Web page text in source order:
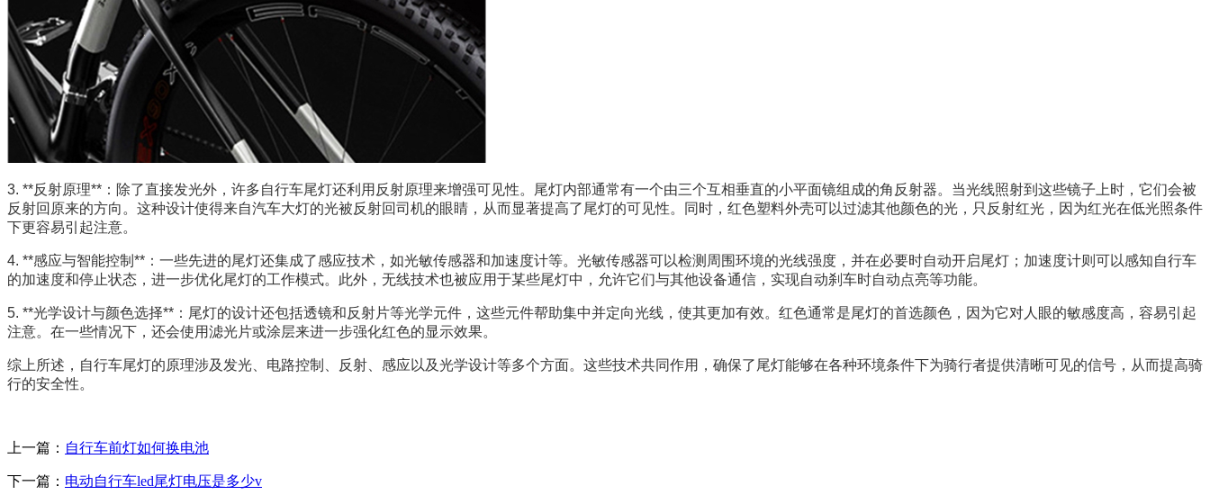
3. **反射原理**：除了直接发光外，许多自行车尾灯还利用反射原理来增强可见性。尾灯内部通常有一个由三个互相垂直的小平面镜组成的角反射器。当光线照射到这些镜子上时，它们会被
反射回原来的方向。这种设计使得来自汽车大灯的光被反射回司机的眼睛，从而显著提高了尾灯的可见性。同时，红色塑料外壳可以过滤其他颜色的光，只反射红光，因为红光在低光照条件
下更容易引起注意。
4. **感应与智能控制**：一些先进的尾灯还集成了感应技术，如光敏传感器和加速度计等。光敏传感器可以检测周围环境的光线强度，并在必要时自动开启尾灯；加速度计则可以感知自行车
的加速度和停止状态，进一步优化尾灯的工作模式。此外，无线技术也被应用于某些尾灯中，允许它们与其他设备通信，实现自动刹车时自动点亮等功能。
5. **光学设计与颜色选择**：尾灯的设计还包括透镜和反射片等光学元件，这些元件帮助集中并定向光线，使其更加有效。红色通常是尾灯的首选颜色，因为它对人眼的敏感度高，容易引起
注意。在一些情况下，还会使用滤光片或涂层来进一步强化红色的显示效果。
综上所述，自行车尾灯的原理涉及发光、电路控制、反射、感应以及光学设计等多个方面。这些技术共同作用，确保了尾灯能够在各种环境条件下为骑行者提供清晰可见的信号，从而提高骑
行的安全性。
上一篇： 自行车前灯如何换电池
下一篇： 电动自行车led尾灯电压是多少v